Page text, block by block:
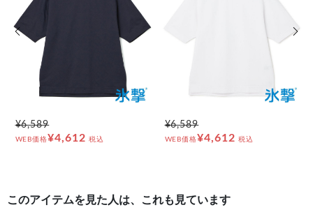
¥6,589
WEB価格¥4,612 税込
¥6,589
WEB価格¥4,612 税込
前の画像 次
このアイテムを見た人は、これも見ています